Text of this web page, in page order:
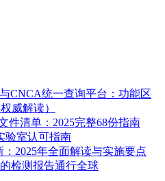
CNCA统一查询平台：功能区
威解读）
件清单：2025完整68份指南
验室认可指南
2025年全面解读与实施要点
检测报告通行全球